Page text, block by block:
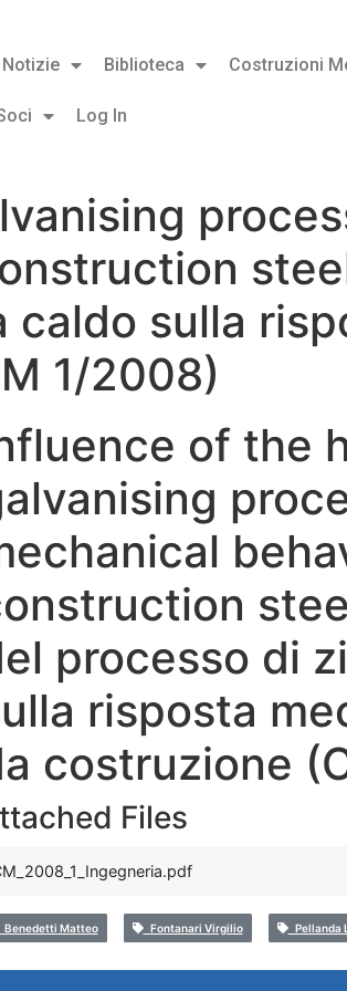
Notizie Biblioteca Costruzioni
Log In
sulla
1/2008)
of the
processo di
risposta
costruzione
Files
Matteo Fontanari Virgilio Pellanda